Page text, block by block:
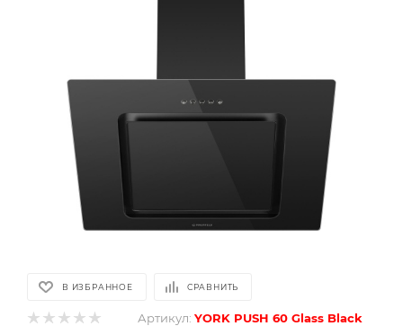
В ИЗБРАННОЕ СРАВНИТЬ
Артикул: YORK PUSH 60 Glass Black